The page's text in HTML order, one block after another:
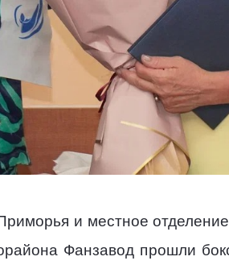
и местное
Фанзавод прошли